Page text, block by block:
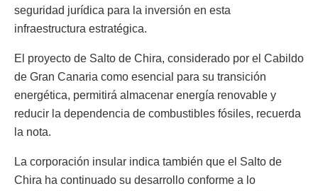
seguridad jurídica para la inversión en esta
infraestructura estratégica.
El proyecto de Salto de Chira, considerado por el Cabildo
de Gran Canaria como esencial para su transición
energética, permitirá almacenar energía renovable y
reducir la dependencia de combustibles fósiles, recuerda
la nota.
La corporación insular indica también que el Salto de
Chira ha continuado su desarrollo conforme a lo